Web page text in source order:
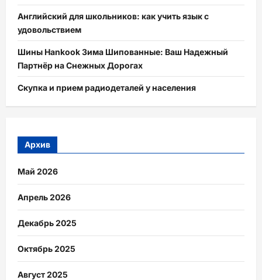
Английский для школьников: как учить язык с
удовольствием
Шины Hankook Зима Шипованные: Ваш Надежный
Партнёр на Снежных Дорогах
Скупка и прием радиодеталей у населения
Архив
Май 2026
Апрель 2026
Декабрь 2025
Октябрь 2025
Август 2025